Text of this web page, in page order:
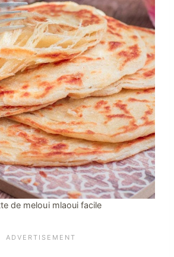
de meloui mlaoui facile